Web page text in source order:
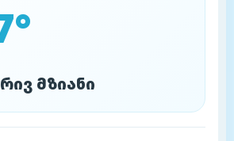
მზიანი